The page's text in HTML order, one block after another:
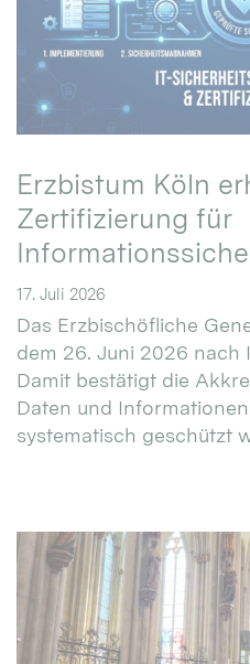
Erzbistum Köln
Zertifizierung für
17. Juli 2026
Das Erzbischöfliche
dem 26. Juni 2026 nach
Damit bestätigt die
Daten und
systematisch geschützt